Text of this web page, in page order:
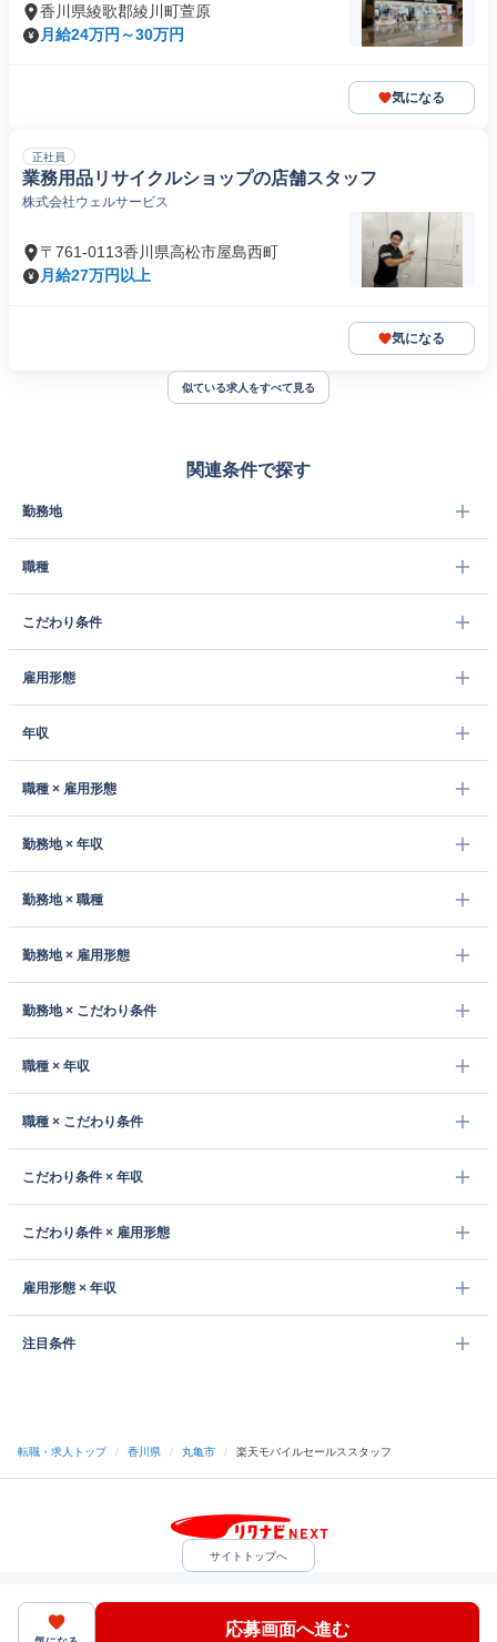
香川県綾歌郡綾川町萱原
月給24万円～30万円
気になる
正社員
業務用品リサイクルショップの店舗スタッフ
株式会社ウェルサービス
〒761-0113香川県高松市屋島西町
月給27万円以上
気になる
似ている求人をすべて見る
関連条件で探す
勤務地
職種
こだわり条件
雇用形態
年収
職種 × 雇用形態
勤務地 × 年収
勤務地 × 職種
勤務地 × 雇用形態
勤務地 × こだわり条件
職種 × 年収
職種 × こだわり条件
こだわり条件 × 年収
こだわり条件 × 雇用形態
雇用形態 × 年収
注目条件
転職・求人トップ / 香川県 / 丸亀市 / 楽天モバイルセールススタッフ
応募画面へ進む
サイトトップへ
中途採用をご検討の企業様
ヘルプ・お問い合わせ